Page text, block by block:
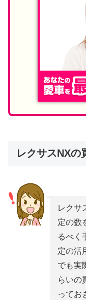
レクサスNXの
レクサ
定の数
るべく
定の活
でも実
らいの
ってお